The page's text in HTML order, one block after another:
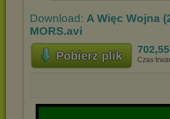
Download: A Więc Wojna
MORS.avi
Pobierz plik Czas